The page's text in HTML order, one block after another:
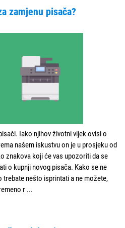
zamjenu pisača?
Iako njihov životni vijek ovisi o
našem iskustvu on je u prosjeku od
znakova koji će vas upozoriti da se
o kupnji novog pisača. Kako se ne
trebate nešto isprintati a ne možete,
r ...